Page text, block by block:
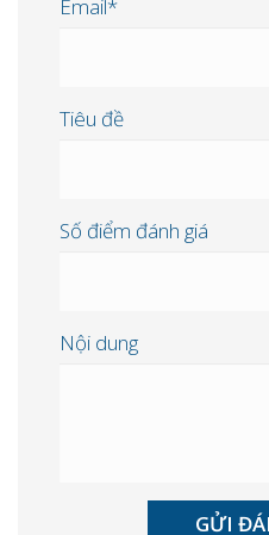
Email*
Tiêu đề
Số điểm đánh giá
Nội dung